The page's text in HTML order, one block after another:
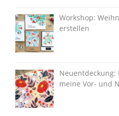
Workshop:
erstellen
meine Vor- und